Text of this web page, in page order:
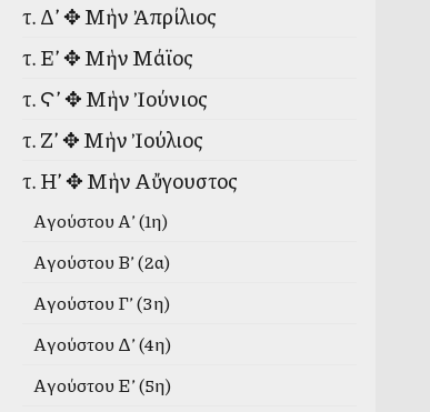
τ. Δ’ ✥ Μὴν Ἀπρίλιος
τ. Ε’ ✥ Μὴν Μάϊος
τ. Ϛ’ ✥ Μὴν Ἰούνιος
τ. Ζ’ ✥ Μὴν Ἰούλιος
τ. Η’ ✥ Μὴν Αὔγουστος
Αὐγούστου Α’ (1η)
Αὐγούστου Β’ (2α)
Αὐγούστου Γ’ (3η)
Αὐγούστου Δ’ (4η)
Αὐγούστου Ε’ (5η)